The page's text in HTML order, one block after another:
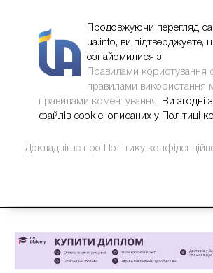
Продовжуючи перегляд
ua.info, ви підтверджуєте,
ознайомилися з
Правилами користування
правилами використання
правилами коментування. Ви згодні
файлів cookie, описаних у Політиці
Докладніше про Політику